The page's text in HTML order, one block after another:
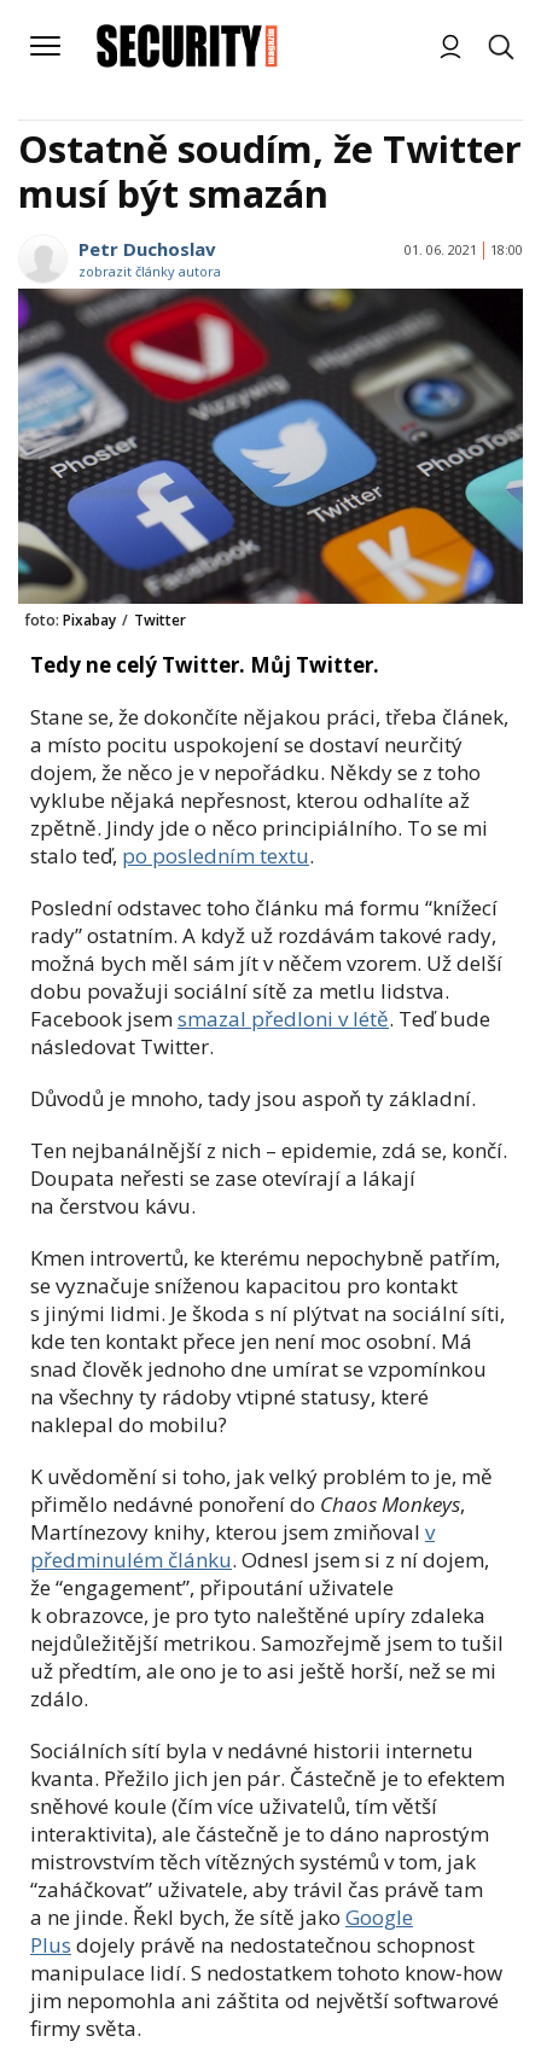
Ostatně soudím, že Twitter
musí být smazán
Petr Duchoslav
zobrazit články autora
01. 06. 2021 18:00
foto: Pixabay / Twitter
Tedy ne celý Twitter. Můj Twitter.
Stane se, že dokončíte nějakou práci, třeba článek,
a místo pocitu uspokojení se dostaví neurčitý
dojem, že něco je v nepořádku. Někdy se z toho
vyklube nějaká nepřesnost, kterou odhalíte až
zpětně. Jindy jde o něco principiálního. To se mi
stalo teď, po posledním textu.
Poslední odstavec toho článku má formu “knížecí
rady” ostatním. A když už rozdávám takové rady,
možná bych měl sám jít v něčem vzorem. Už delší
dobu považuji sociální sítě za metlu lidstva.
Facebook jsemsmazal předloni v létě. Teď bude
následovat Twitter.
Důvodů je mnoho, tady jsou aspoň ty základní.
Ten nejbanálnější z nich – epidemie, zdá se, končí.
Doupata neřesti se zase otevírají a lákají
na čerstvou kávu.
Kmen introvertů, ke kterému nepochybně patřím,
se vyznačuje sníženou kapacitou pro kontakt
s jinými lidmi. Je škoda s ní plýtvat na sociální síti,
kde ten kontakt přece jen není moc osobní. Má
snad člověk jednoho dne umírat se vzpomínkou
na všechny ty rádoby vtipné statusy, které
naklepal do mobilu?
K uvědomění si toho, jak velký problém to je, mě
přimělo nedávné ponoření do Chaos Monkeys,
Martínezovy knihy, kterou jsem zmiňoval v
předminulém článku. Odnesl jsem si z ní dojem,
že “engagement”, připoutání uživatele
k obrazovce, je pro tyto naleštěné upíry zdaleka
nejdůležitější metrikou. Samozřejmě jsem to tušil
už předtím, ale ono je to asi ještě horší, než se mi
zdálo.
Sociálních sítí byla v nedávné historii internetu
kvanta. Přežilo jich jen pár. Částečně je to efektem
sněhové koule (čím více uživatelů, tím větší
interaktivita), ale částečně je to dáno naprostým
mistrovstvím těch vítězných systémů v tom, jak
“zaháčkovat” uživatele, aby trávil čas právě tam
a ne jinde. Řekl bych, že sítě jako Google
Plus dojely právě na nedostatečnou schopnost
manipulace lidí. S nedostatkem tohoto know-how
jim nepomohla ani záštita od největší softwarové
firmy světa.